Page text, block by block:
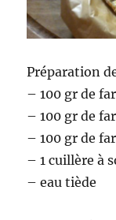
Préparation
– 100 gr de
– 100 gr de
– 100 gr de
– 1 cuillère à
– eau tiède